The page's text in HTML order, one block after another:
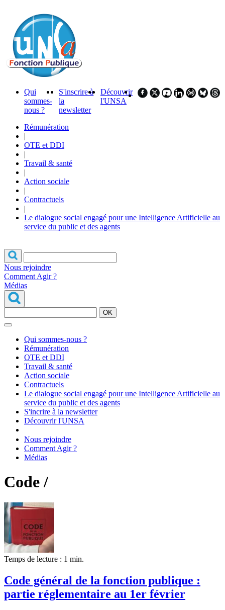
Qui
sommes-
nous ?
S'inscrire à
la
newsletter
Découvrir
l'UNSA
Rémunération
|
OTE et DDI
|
Travail & santé
|
Action sociale
|
Contractuels
|
Le dialogue social engagé pour une Intelligence Artificielle au
service du public et des agents
Nous rejoindre
Comment Agir ?
Médias
OK
Qui sommes-nous ?
Rémunération
OTE et DDI
Travail & santé
Action sociale
Contractuels
Le dialogue social engagé pour une Intelligence Artificielle au
service du public et des agents
S'incrire à la newsletter
Découvrir l'UNSA
Nous rejoindre
Comment Agir ?
Médias
Code /
Temps de lecture : 1 min.
Code général de la fonction publique :
partie réglementaire au 1er février